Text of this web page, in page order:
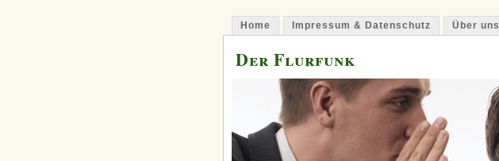
Home Impressum & Datenschutz Über uns
Der Flurfunk